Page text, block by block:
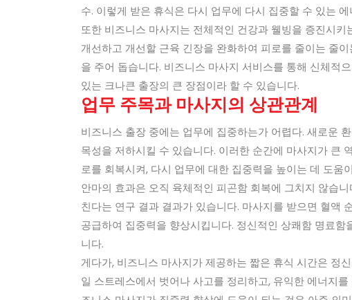
수. 이렇게 받은 휴식은 다시 업무에 다시 집중할 수 있는 에
또한 비즈니스 마사지는 전체적인 건강과 웰빙을 증진시
개선하고 개선할 근육 긴장을 완화하여 피로를 줄이는 줄
을 주어 돕습니다. 비즈니스 마사지 서비스를 통해 신체적
있는 크나큰 출장의 큰 장점이라 할 수 있습니다.
업무 주목과 마사지의 상관관계
비즈니스 출장 중에는 업무에 집중하는가 어렵다. 새로운
목성을 저하시킬 수 있습니다. 이러한 순간에 마사지가 큰
로를 회복시켜, 다시 업무에 대한 집중력을 높이는 데 도움
안마의 효과은 오직 육체적인 피곤함 회복에 그치지 않습
친다는 연구 결과 결과가 있습니다. 마사지를 받으면 혈액
공급하여 집중력을 향상시킵니다. 정신적인 상쾌함 명료
니다.
게다가, 비즈니스 마사지가 제공하는 짧은 휴식 시간은 정
일 스트레스에서 벗어나 사고를 정리하고, 유익한 에너지